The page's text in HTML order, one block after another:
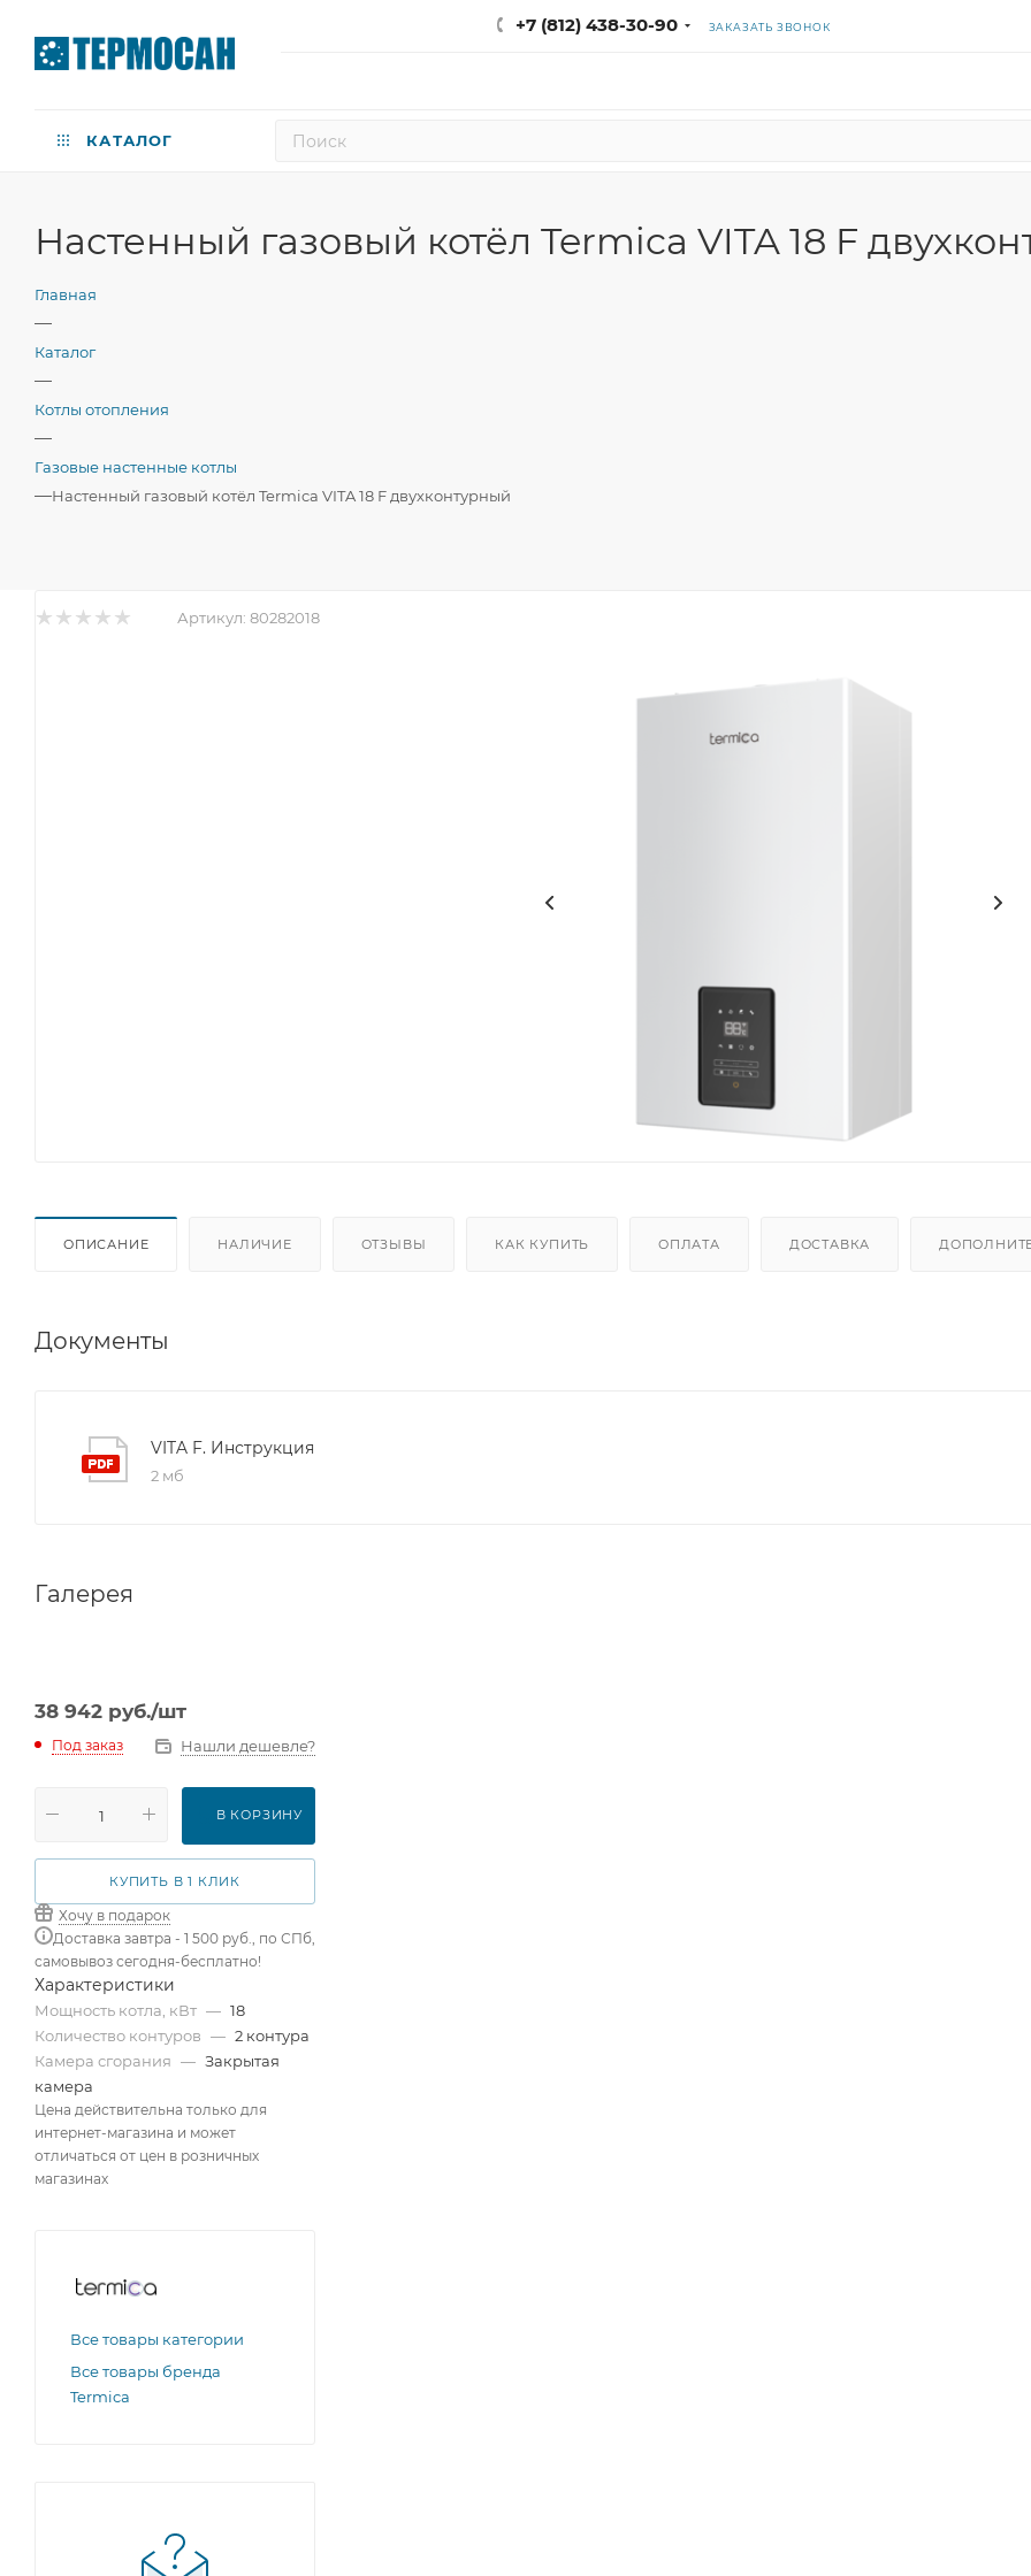
+7 (812) 438-30-90 ЗАКАЗАТЬ ЗВОНОК
КАТАЛОГ
Настенный газовый котёл Termica VITA 18 F
Главная
—
Каталог
—
Котлы отопления
—
Газовые настенные котлы
—Настенный газовый котёл Termica VITA 18 F двухконтурный
Артикул: 80282018
ОПИСАНИЕ НАЛИЧИЕ ОТЗЫВЫ КАК КУПИТЬ ОПЛАТА ДОСТАВКА
Документы
VITA F. Инструкция
2 мб
Галерея
38 942 руб./шт
Под заказ Нашли дешевле?
В КОРЗИНУ
КУПИТЬ В 1 КЛИК
Хочу в подарок
Доставка завтра - 1 500 руб., по СПб,
самовывоз сегодня-бесплатно!
Характеристики
Мощность котла, кВт — 18
Количество контуров — 2 контура
Камера сгорания — Закрытая
камера
Цена действительна только для
интернет-магазина и может
отличаться от цен в розничных
магазинах
Все товары категории
Все товары бренда
Termica